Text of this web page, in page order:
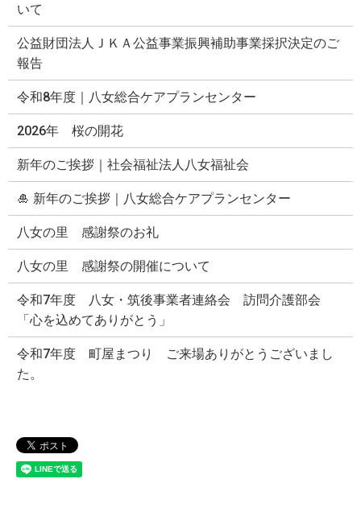
いて
公益財団法人ＪＫＡ公益事業振興補助事業採択決定のご
報告
令和8年度｜八女総合ケアプランセンター
2026年 桜の開花
新年のご挨拶｜社会福祉法人八女福祉会
🎍 新年のご挨拶｜八女総合ケアプランセンター
八女の里 感謝祭のお礼
八女の里 感謝祭の開催について
令和7年度 八女・筑後事業者連絡会 訪問介護部会
「心を込めてありがとう」
令和7年度 町屋まつり ご来場ありがとうございまし
た。